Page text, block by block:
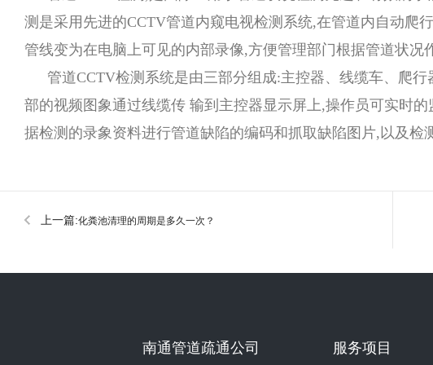
测是采用先进的CCTV管道内窥电视检测系统,在管道内自动爬
管线变为在电脑上可见的内部录像,方便管理部门根据管道状
管道CCTV检测系统是由三部分组成:主控器、线缆车、爬
部的视频图象通过线缆传 输到主控器显示屏上,操作员可实时
据检测的录象资料进行管道缺陷的编码和抓取缺陷图片,以及
上一篇:化粪池清理的周期是多久一次？
南通管道疏通公司 服务项目